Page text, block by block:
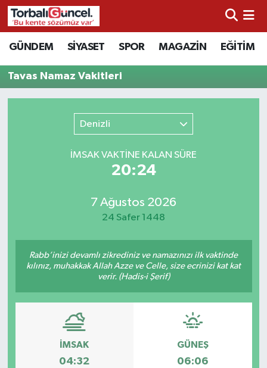
GÜNDEM SİYASET SPOR MAGAZİN EĞİTİM
Tavas Namaz Vakitleri
Denizli
İMSAK VAKTİNE KALAN SÜRE
20:24
7 Ağustos 2026
24 Safer 1448
Rabb’inizi devamlı zikrediniz ve namazınızı ilk vaktinde
kılınız, muhakkak Allah Azze ve Celle, size ecrinizi kat kat
verir. (Hadis-i Şerif)
İMSAK
04:32
GÜNEŞ
06:06
İzmir Nöbetçi Eczaneler
İzmir Hava Durumu
İzmir Trafik Yoğunluk Haritası
Süper Lig Puan Durumu ve Fikstür
Tüm Manşetler
Haber Arşivi